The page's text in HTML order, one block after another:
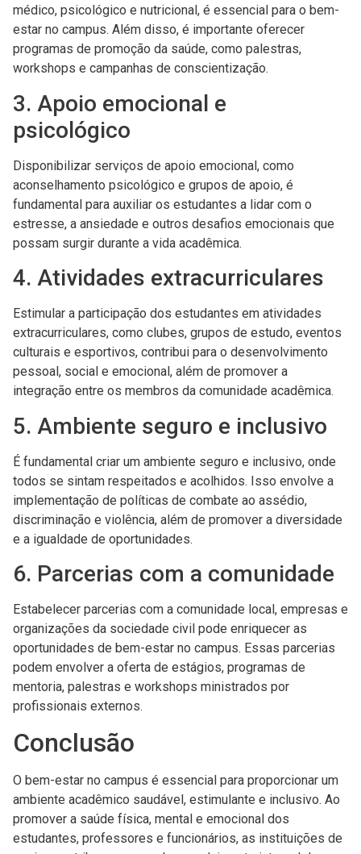
médico, psicológico e nutricional, é essencial para o bem-
estar no campus. Além disso, é importante oferecer
programas de promoção da saúde, como palestras,
workshops e campanhas de conscientização.
3. Apoio emocional e
psicológico
Disponibilizar serviços de apoio emocional, como
aconselhamento psicológico e grupos de apoio, é
fundamental para auxiliar os estudantes a lidar com o
estresse, a ansiedade e outros desafios emocionais que
possam surgir durante a vida acadêmica.
4. Atividades extracurriculares
Estimular a participação dos estudantes em atividades
extracurriculares, como clubes, grupos de estudo, eventos
culturais e esportivos, contribui para o desenvolvimento
pessoal, social e emocional, além de promover a
integração entre os membros da comunidade acadêmica.
5. Ambiente seguro e inclusivo
É fundamental criar um ambiente seguro e inclusivo, onde
todos se sintam respeitados e acolhidos. Isso envolve a
implementação de políticas de combate ao assédio,
discriminação e violência, além de promover a diversidade
e a igualdade de oportunidades.
6. Parcerias com a comunidade
Estabelecer parcerias com a comunidade local, empresas e
organizações da sociedade civil pode enriquecer as
oportunidades de bem-estar no campus. Essas parcerias
podem envolver a oferta de estágios, programas de
mentoria, palestras e workshops ministrados por
profissionais externos.
Conclusão
O bem-estar no campus é essencial para proporcionar um
ambiente acadêmico saudável, estimulante e inclusivo. Ao
promover a saúde física, mental e emocional dos
estudantes, professores e funcionários, as instituições de